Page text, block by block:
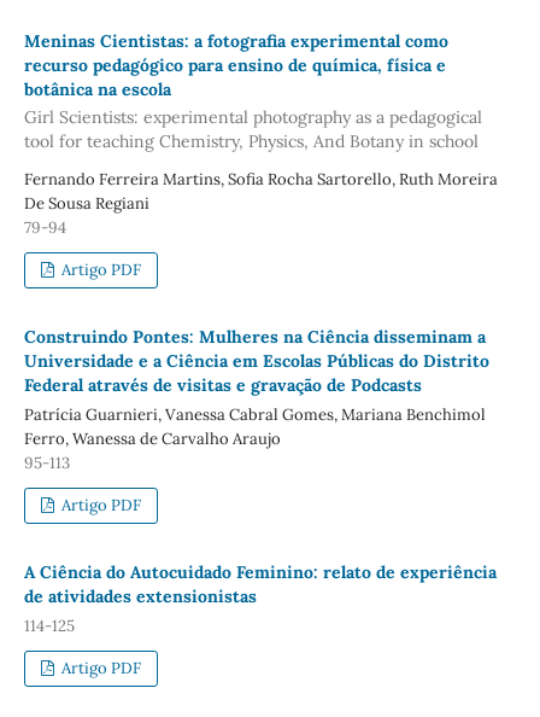
Meninas Cientistas: a fotografia experimental como
recurso pedagógico para ensino de química, física e
botânica na escola
Girl Scientists: experimental photography as a pedagogical
tool for teaching Chemistry, Physics, And Botany in school
Fernando Ferreira Martins, Sofia Rocha Sartorello, Ruth Moreira
De Sousa Regiani
79-94
Artigo PDF
Construindo Pontes: Mulheres na Ciência disseminam a
Universidade e a Ciência em Escolas Públicas do Distrito
Federal através de visitas e gravação de Podcasts
Patrícia Guarnieri, Vanessa Cabral Gomes, Mariana Benchimol
Ferro, Wanessa de Carvalho Araujo
95-113
Artigo PDF
A Ciência do Autocuidado Feminino: relato de experiência
de atividades extensionistas
114-125
Artigo PDF